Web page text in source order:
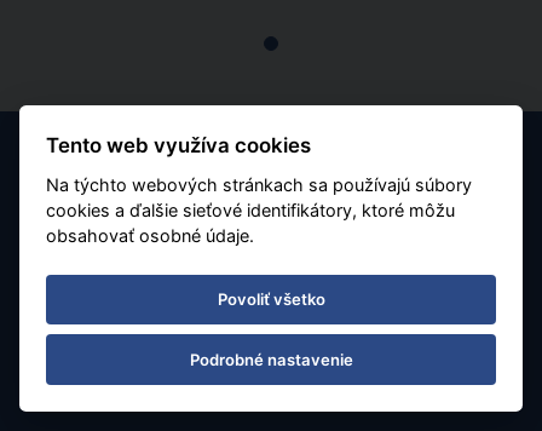
Kontaktujte nás
tel.: 02 210 280 10
e-mail: info@rainbowtours.sk
Tento web využíva cookies
Na týchto webových stránkach sa používajú súbory
cookies a ďalšie sieťové identifikátory, ktoré môžu
obsahovať osobné údaje.
Povoliť všetko
Podrobné nastavenie